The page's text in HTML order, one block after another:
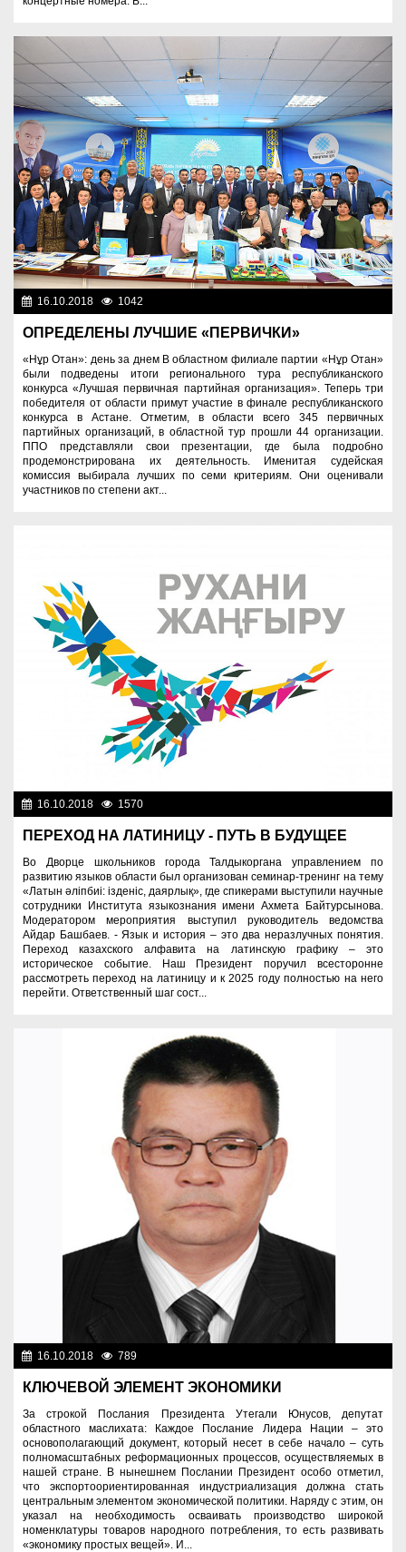
16.10.2018 1042
ОПРЕДЕЛЕНЫ ЛУЧШИЕ «ПЕРВИЧКИ»
«Нұр Отан»: день за днем В областном филиале партии «Нұр Отан»
были подведены итоги регионального тура республиканского
конкурса «Лучшая первичная партийная организация». Теперь три
победителя от области примут участие в финале республиканского
конкурса в Астане. Отметим, в области всего 345 первичных
партийных организаций, в областной тур прошли 44 организации.
ППО представляли свои презентации, где была подробно
продемонстрирована их деятельность. Именитая судейская
комиссия выбирала лучших по семи критериям. Они оценивали
участников по степени акт...
16.10.2018 1570
ПЕРЕХОД НА ЛАТИНИЦУ - ПУТЬ В БУДУЩЕЕ
Во Дворце школьников города Талдыкоргана управлением по
развитию языков области был организован семинар-тренинг на тему
«Латын әліпбиі: ізденіс, даярлық», где спикерами выступили научные
сотрудники Института языкознания имени Ахмета Байтурсынова.
Модератором мероприятия выступил руководитель ведомства
Айдар Башбаев. - Язык и история – это два неразлучных понятия.
Переход казахского алфавита на латинскую графику – это
историческое событие. Наш Президент поручил всесторонне
рассмотреть переход на латиницу и к 2025 году полностью на него
перейти. Ответственный шаг сост...
16.10.2018 789
КЛЮЧЕВОЙ ЭЛЕМЕНТ ЭКОНОМИКИ
За строкой Послания Президента Утегали Юнусов, депутат
областного маслихата: Каждое Послание Лидера Нации – это
основополагающий документ, который несет в себе начало – суть
полномасштабных реформационных процессов, осуществляемых в
нашей стране. В нынешнем Послании Президент особо отметил,
что экспортоориентированная индустриализация должна стать
центральным элементом экономической политики. Наряду с этим, он
указал на необходимость осваивать производство широкой
номенклатуры товаров народного потребления, то есть развивать
«экономику простых вещей». И...